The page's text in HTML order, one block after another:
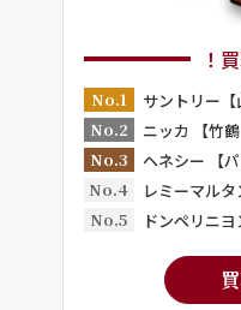
！
No.1
サントリー【
No.2
ニッカ 【竹
No.3
ヘネシー 【
No.4
レミーマルタ
No.5
ドンペリニヨ